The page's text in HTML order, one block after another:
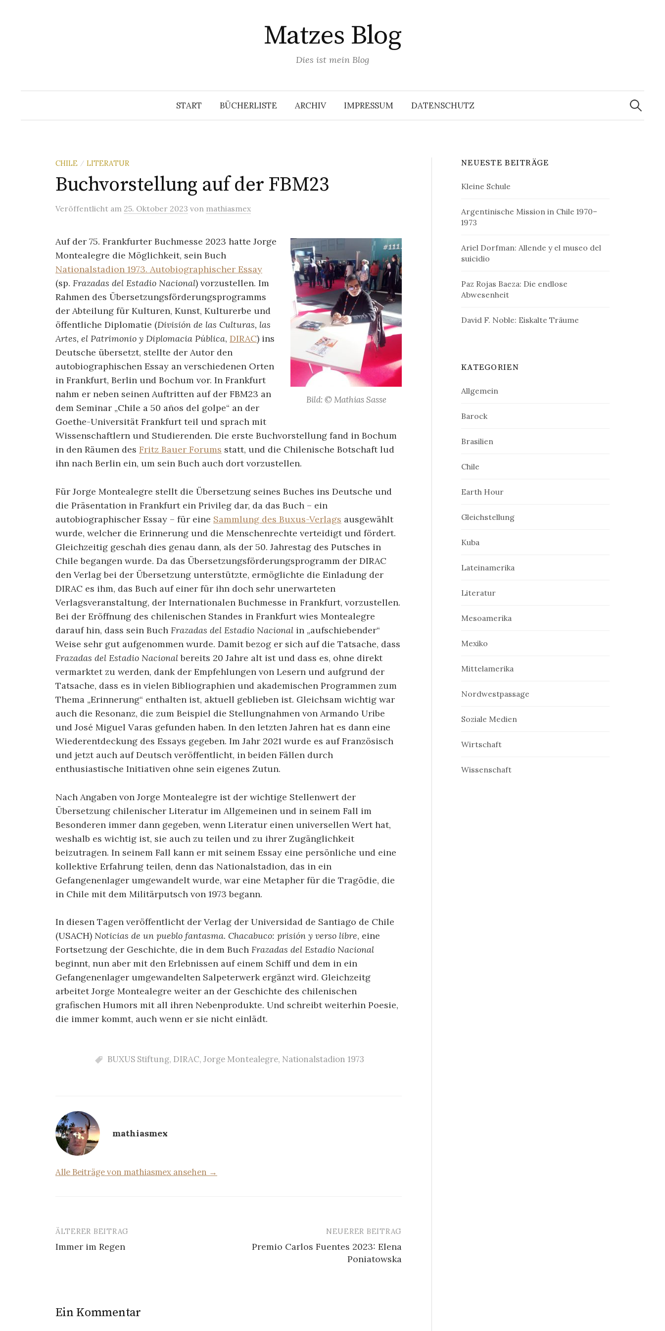
Matzes Blog
Dies ist mein Blog
START BÜCHERLISTE ARCHIV IMPRESSUM DATENSCHUTZ
Suchen
nach:
CHILE / LITERATUR
Buchvorstellung auf der FBM23
Veröffentlicht am 25. Oktober 2023 von mathiasmex
Bild: © Mathias Sasse
Auf der 75. Frankfurter Buchmesse 2023 hatte Jorge
Montealegre die Möglichkeit, sein Buch
Nationalstadion 1973. Autobiographischer Essay
(sp. Frazadas del Estadio Nacional) vorzustellen. Im
Rahmen des Übersetzungsförderungsprogramms
der Abteilung für Kulturen, Kunst, Kulturerbe und
öffentliche Diplomatie (División de las Culturas, las
Artes, el Patrimonio y Diplomacia Pública, DIRAC) ins
Deutsche übersetzt, stellte der Autor den
autobiographischen Essay an verschiedenen Orten
in Frankfurt, Berlin und Bochum vor. In Frankfurt
nahm er neben seinen Auftritten auf der FBM23 an
dem Seminar „Chile a 50 años del golpe“ an der
Goethe-Universität Frankfurt teil und sprach mit
Wissenschaftlern und Studierenden. Die erste Buchvorstellung fand in Bochum
in den Räumen des Fritz Bauer Forums statt, und die Chilenische Botschaft lud
ihn nach Berlin ein, um sein Buch auch dort vorzustellen.
Für Jorge Montealegre stellt die Übersetzung seines Buches ins Deutsche und
die Präsentation in Frankfurt ein Privileg dar, da das Buch – ein
autobiographischer Essay – für eine Sammlung des Buxus-Verlags ausgewählt
wurde, welcher die Erinnerung und die Menschenrechte verteidigt und fördert.
Gleichzeitig geschah dies genau dann, als der 50. Jahrestag des Putsches in
Chile begangen wurde. Da das Übersetzungsförderungsprogramm der DIRAC
den Verlag bei der Übersetzung unterstützte, ermöglichte die Einladung der
DIRAC es ihm, das Buch auf einer für ihn doch sehr unerwarteten
Verlagsveranstaltung, der Internationalen Buchmesse in Frankfurt, vorzustellen.
Bei der Eröffnung des chilenischen Standes in Frankfurt wies Montealegre
darauf hin, dass sein Buch Frazadas del Estadio Nacional in „aufschiebender“
Weise sehr gut aufgenommen wurde. Damit bezog er sich auf die Tatsache, dass
Frazadas del Estadio Nacionalbereits 20 Jahre alt ist und dass es, ohne direkt
vermarktet zu werden, dank der Empfehlungen von Lesern und aufgrund der
Tatsache, dass es in vielen Bibliographien und akademischen Programmen zum
Thema „Erinnerung“ enthalten ist, aktuell geblieben ist. Gleichsam wichtig war
auch die Resonanz, die zum Beispiel die Stellungnahmen von Armando Uribe
und José Miguel Varas gefunden haben. In den letzten Jahren hat es dann eine
Wiederentdeckung des Essays gegeben. Im Jahr 2021 wurde es auf Französisch
und jetzt auch auf Deutsch veröffentlicht, in beiden Fällen durch
enthusiastische Initiativen ohne sein eigenes Zutun.
Nach Angaben von Jorge Montealegre ist der wichtige Stellenwert der
Übersetzung chilenischer Literatur im Allgemeinen und in seinem Fall im
Besonderen immer dann gegeben, wenn Literatur einen universellen Wert hat,
weshalb es wichtig ist, sie auch zu teilen und zu ihrer Zugänglichkeit
beizutragen. In seinem Fall kann er mit seinem Essay eine persönliche und eine
kollektive Erfahrung teilen, denn das Nationalstadion, das in ein
Gefangenenlager umgewandelt wurde, war eine Metapher für die Tragödie, die
in Chile mit dem Militärputsch von 1973 begann.
In diesen Tagen veröffentlicht der Verlag der Universidad de Santiago de Chile
(USACH) Noticias de un pueblo fantasma. Chacabuco: prisión y verso libre, eine
Fortsetzung der Geschichte, die in dem Buch Frazadas del Estadio Nacional
beginnt, nun aber mit den Erlebnissen auf einem Schiff und dem in ein
Gefangenenlager umgewandelten Salpeterwerk ergänzt wird. Gleichzeitg
arbeitet Jorge Montealegre weiter an der Geschichte des chilenischen
grafischen Humors mit all ihren Nebenprodukte. Und schreibt weiterhin Poesie,
die immer kommt, auch wenn er sie nicht einlädt.
BUXUS Stiftung, DIRAC, Jorge Montealegre, Nationalstadion 1973
mathiasmex
Alle Beiträge von mathiasmex ansehen →
Beitrags-
Navigation
ÄLTERER BEITRAG
Immer im Regen
NEUERER BEITRAG
Premio Carlos Fuentes 2023: Elena
Poniatowska
Ein Kommentar
NEUESTE BEITRÄGE
Kleine Schule
Argentinische Mission in Chile 1970–
1973
Ariel Dorfman: Allende y el museo del
suicidio
Paz Rojas Baeza: Die endlose
Abwesenheit
David F. Noble: Eiskalte Träume
KATEGORIEN
Allgemein
Barock
Brasilien
Chile
Earth Hour
Gleichstellung
Kuba
Lateinamerika
Literatur
Mesoamerika
Mexiko
Mittelamerika
Nordwestpassage
Soziale Medien
Wirtschaft
Wissenschaft